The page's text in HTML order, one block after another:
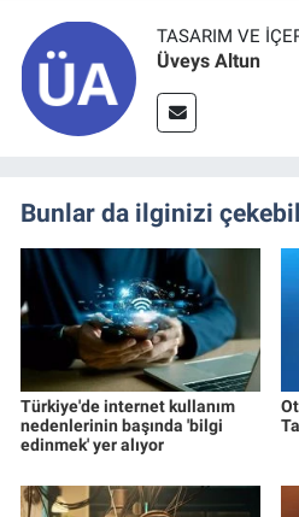
TASARIM VE
Üveys Altun
Bunlar da ilginizi
Türkiye'de internet kullanım
nedenlerinin başında 'bilgi
edinmek' yer alıyor